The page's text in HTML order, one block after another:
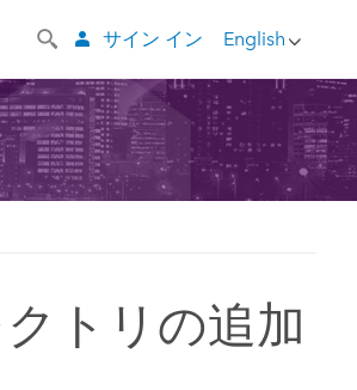
English
サイン イン
トリの追加